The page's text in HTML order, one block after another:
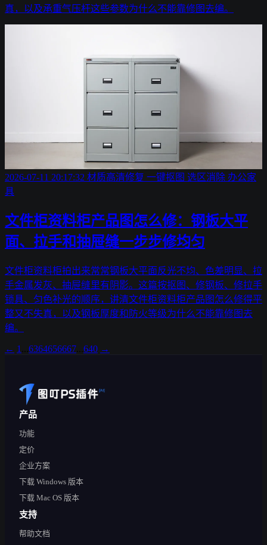
真，以及承重气压杆这些参数为什么不能靠修图去编。
2026-07-11 20:17:32 材质高清修复 一键抠图 选区消除 办公家
具
文件柜资料柜产品图怎么修：钢板大平
面、拉手和抽屉缝一步步修均匀
文件柜资料柜拍出来常常钢板大平面反光不均、色差明显、拉
手金属发灰、抽屉缝里有阴影。这篇按抠图、修钢板、修拉手
锁具、匀色补光的顺序，讲清文件柜资料柜产品图怎么修得平
整又不失真，以及钢板厚度和防火等级为什么不能靠修图去
编。
← 1 6364656667 640 →
产品
功能
定价
企业方案
下载 Windows 版本
下载 Mac OS 版本
支持
帮助文档